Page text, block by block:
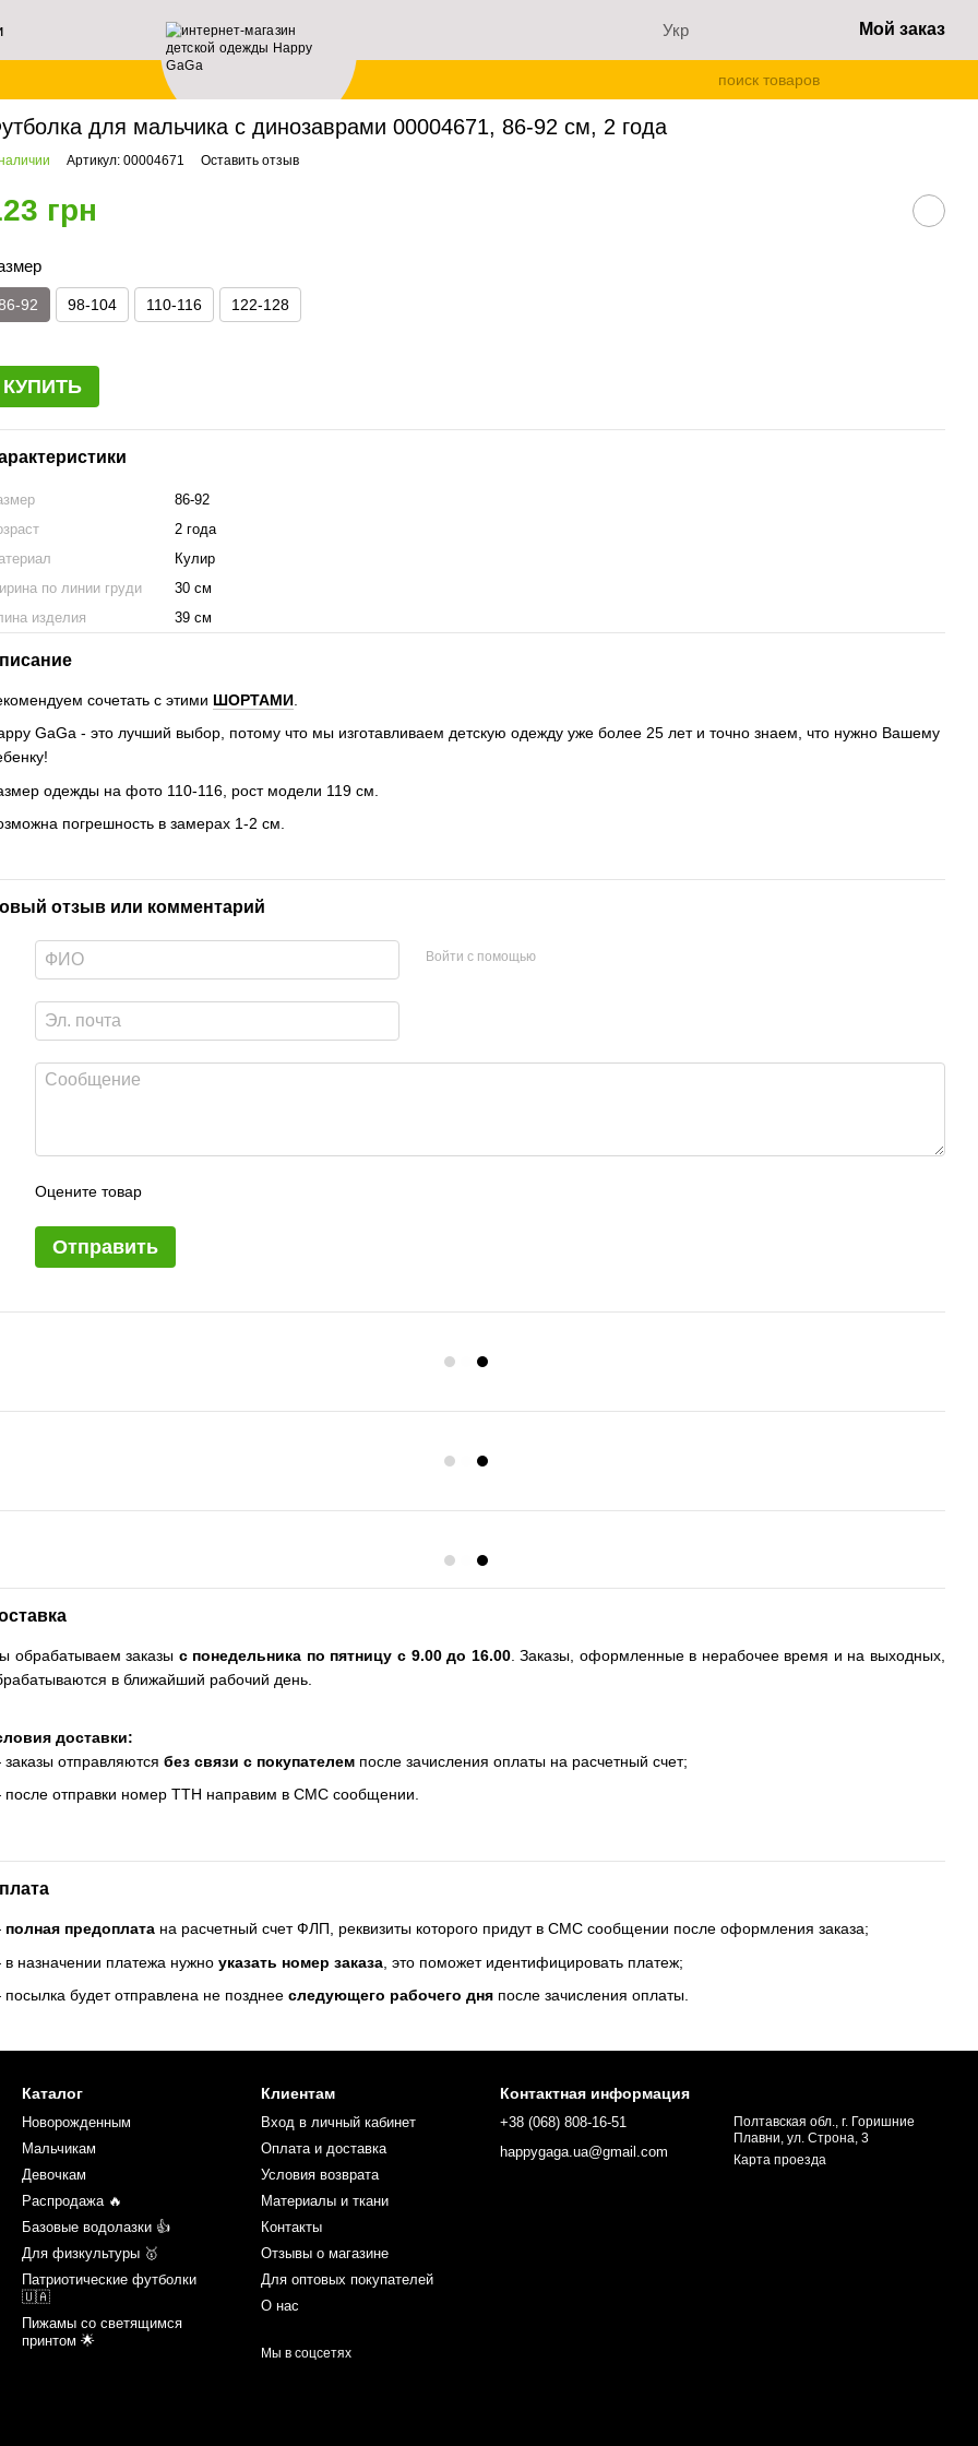
Укр Мой заказ
Футболки Футболка для мальчика с динозаврами 00004671, 86-92 см, 2 года
для мальчика с динозаврами 00004671, 86-92 см, 2 года
Артикул: 00004671 Оставить отзыв
грн
92 98-104 110-116 122-128
КУПИТЬ
86-92
2 года
Кулир
по линии груди
30 см
изделия
39 см
сочетать с этими ШОРТАМИ
GaGa - это лучший выбор, потому что мы изготавливаем детскую одежду уже более 25 лет и точно знаем, что нужно Вашему
одежды на фото 110-116, рост модели 119 см.
погрешность в замерах 1-2 см.
отзыв или комментарий
Войти с помощью
Оцените товар
Отправить
обрабатываем заказы с понедельника по пятницу с 9.00 до 16.00. Заказы, оформленные в нерабочее время и на выходных,
в ближайший рабочий день.
доставки:
отправляютсябез связи с покупателем после зачисления оплаты на расчетный счет;
отправки номер ТТН направим в СМС сообщении.
полная предоплата на расчетный счет ФЛП, реквизиты которого придут в СМС сообщении после оформления заказа;
назначении платежа нужноуказать номер заказа , это поможет идентифицировать платеж;
будет отправлена не позднееследующего рабочего дня после зачисления оплаты.
Каталог
Новорожденным
Мальчикам
Девочкам
Распродажа 🔥
Базовые водолазки 👍
Для физкультуры 🥇
Патриотические футболки
🇺🇦
Пижамы со светящимся
принтом 🌟
Клиентам
Вход в личный кабинет
Оплата и доставка
Условия возврата
Материалы и ткани
Контакты
Отзывы о магазине
Для оптовых покупателей
О нас
Мы в соцсетях
Контактная информация
+38 (068) 808-16-51
happygaga.ua@gmail.com
Полтавская обл., г. Горишние
Плавни, ул. Строна, 3
Карта проезда